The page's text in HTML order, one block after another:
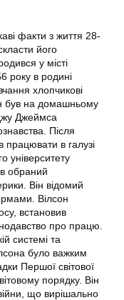
факти з життя 28-
його
у місті
року в родині
хлопчикові
був на домашньому
Джеймса
Після
працювати в галузі
університету
обраний
Він відомий
Вілсон
встановив
про працю.
системі та
було важким
Першої світової
порядку. Він
що вирішально